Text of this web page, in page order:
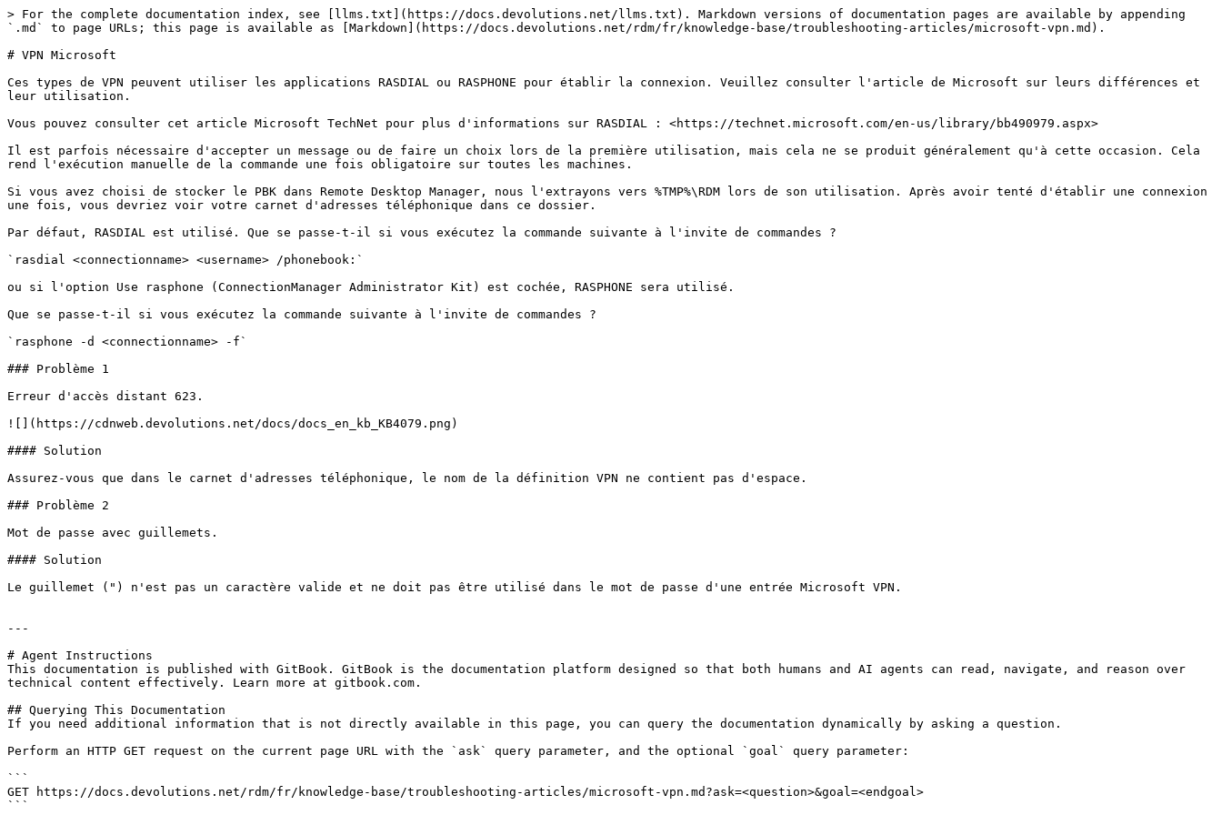
> For the complete documentation index, see [llms.txt](https://docs.devolutions.net/llms.txt). Markdown versions of documentation pages are available by appending
`.md` to page URLs; this page is available as [Markdown](https://docs.devolutions.net/rdm/fr/knowledge-base/troubleshooting-articles/microsoft-vpn.md).
# VPN Microsoft
Ces types de VPN peuvent utiliser les applications RASDIAL ou RASPHONE pour établir la connexion. Veuillez consulter l'article de Microsoft sur leurs différences et
leur utilisation.
Vous pouvez consulter cet article Microsoft TechNet pour plus d'informations sur RASDIAL : <https://technet.microsoft.com/en-us/library/bb490979.aspx>
Il est parfois nécessaire d'accepter un message ou de faire un choix lors de la première utilisation, mais cela ne se produit généralement qu'à cette occasion. Cela
rend l'exécution manuelle de la commande une fois obligatoire sur toutes les machines.
Si vous avez choisi de stocker le PBK dans Remote Desktop Manager, nous l'extrayons vers %TMP%\RDM lors de son utilisation. Après avoir tenté d'établir une connexion
une fois, vous devriez voir votre carnet d'adresses téléphonique dans ce dossier.
Par défaut, RASDIAL est utilisé. Que se passe-t-il si vous exécutez la commande suivante à l'invite de commandes ?
`rasdial <connectionname> <username> /phonebook:`
ou si l'option Use rasphone (ConnectionManager Administrator Kit) est cochée, RASPHONE sera utilisé.
Que se passe-t-il si vous exécutez la commande suivante à l'invite de commandes ?
`rasphone -d <connectionname> -f`
### Problème 1
Erreur d'accès distant 623.
![](https://cdnweb.devolutions.net/docs/docs_en_kb_KB4079.png)
#### Solution
Assurez-vous que dans le carnet d'adresses téléphonique, le nom de la définition VPN ne contient pas d'espace.
### Problème 2
Mot de passe avec guillemets.
#### Solution
Le guillemet (") n'est pas un caractère valide et ne doit pas être utilisé dans le mot de passe d'une entrée Microsoft VPN.
---
# Agent Instructions
This documentation is published with GitBook. GitBook is the documentation platform designed so that both humans and AI agents can read, navigate, and reason over
technical content effectively. Learn more at gitbook.com.
## Querying This Documentation
If you need additional information that is not directly available in this page, you can query the documentation dynamically by asking a question.
Perform an HTTP GET request on the current page URL with the `ask` query parameter, and the optional `goal` query parameter:
```
GET https://docs.devolutions.net/rdm/fr/knowledge-base/troubleshooting-articles/microsoft-vpn.md?ask=<question>&goal=<endgoal>
```